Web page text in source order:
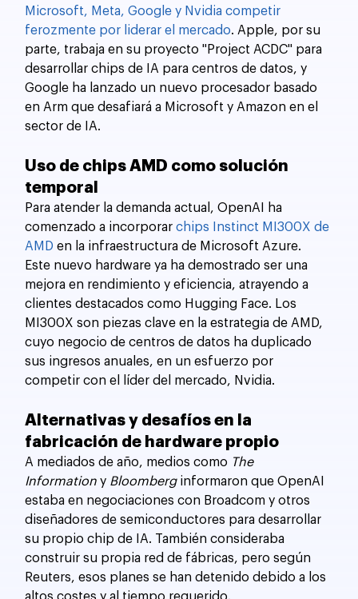
Microsoft, Meta, Google y Nvidia competir
ferozmente por liderar el mercado. Apple, por su
parte, trabaja en su proyecto "Project ACDC" para
desarrollar chips de IA para centros de datos, y
Google ha lanzado un nuevo procesador basado
en Arm que desafiará a Microsoft y Amazon en el
sector de IA.
Uso de chips AMD como solución
temporal
Para atender la demanda actual, OpenAI ha
comenzado a incorporar chips Instinct MI300X de
AMD en la infraestructura de Microsoft Azure.
Este nuevo hardware ya ha demostrado ser una
mejora en rendimiento y eficiencia, atrayendo a
clientes destacados como Hugging Face. Los
MI300X son piezas clave en la estrategia de AMD,
cuyo negocio de centros de datos ha duplicado
sus ingresos anuales, en un esfuerzo por
competir con el líder del mercado, Nvidia.
Alternativas y desafíos en la
fabricación de hardware propio
A mediados de año, medios como The
Information y Bloomberg informaron que OpenAI
estaba en negociaciones con Broadcom y otros
diseñadores de semiconductores para desarrollar
su propio chip de IA. También consideraba
construir su propia red de fábricas, pero según
Reuters, esos planes se han detenido debido a los